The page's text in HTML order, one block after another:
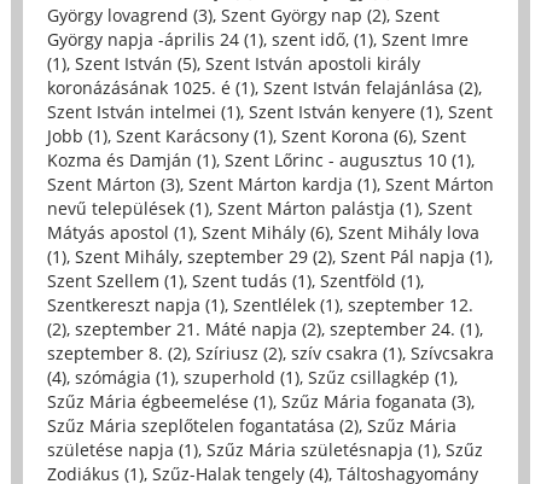
György lovagrend (3), Szent György nap (2), Szent
György napja -április 24 (1), szent idő, (1), Szent Imre
(1), Szent István (5), Szent István apostoli király
koronázásának 1025. é (1), Szent István felajánlása (2),
Szent István intelmei (1), Szent István kenyere (1), Szent
Jobb (1), Szent Karácsony (1), Szent Korona (6), Szent
Kozma és Damján (1), Szent Lőrinc - augusztus 10 (1),
Szent Márton (3), Szent Márton kardja (1), Szent Márton
nevű települések (1), Szent Márton palástja (1), Szent
Mátyás apostol (1), Szent Mihály (6), Szent Mihály lova
(1), Szent Mihály, szeptember 29 (2), Szent Pál napja (1),
Szent Szellem (1), Szent tudás (1), Szentföld (1),
Szentkereszt napja (1), Szentlélek (1), szeptember 12.
(2), szeptember 21. Máté napja (2), szeptember 24. (1),
szeptember 8. (2), Szíriusz (2), szív csakra (1), Szívcsakra
(4), szómágia (1), szuperhold (1), Szűz csillagkép (1),
Szűz Mária égbeemelése (1), Szűz Mária foganata (3),
Szűz Mária szeplőtelen fogantatása (2), Szűz Mária
születése napja (1), Szűz Mária születésnapja (1), Szűz
Zodiákus (1), Szűz-Halak tengely (4), Táltoshagyomány